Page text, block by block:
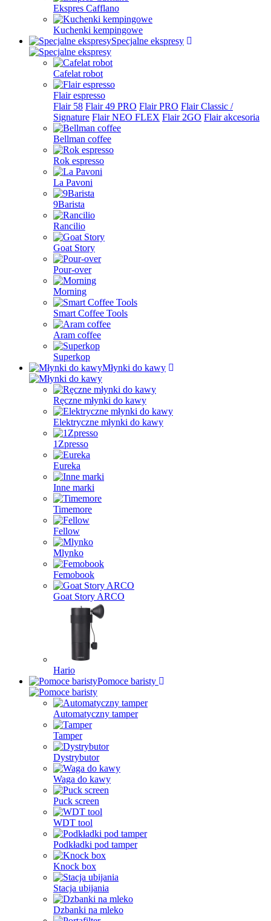
Ekspres Cafflano
Kuchenki kempingowe
Specjalne ekspresy
Cafelat robot
Flair espresso
Flair 58 Flair 49 PRO Flair PRO Flair Classic /
Signature Flair NEO FLEX Flair 2GO Flair akcesoria
Bellman coffee
Rok espresso
La Pavoni
9Barista
Rancilio
Goat Story
Pour-over
Morning
Smart Coffee Tools
Aram coffee
Superkop
Młynki do kawy
Ręczne młynki do kawy
Elektryczne młynki do kawy
1Zpresso
Eureka
Inne marki
Timemore
Fellow
Mlynko
Femobook
Goat Story ARCO
Hario
Pomoce baristy
Automatyczny tamper
Tamper
Dystrybutor
Waga do kawy
Puck screen
WDT tool
Podkładki pod tamper
Knock box
Stacja ubijania
Dzbanki na mleko